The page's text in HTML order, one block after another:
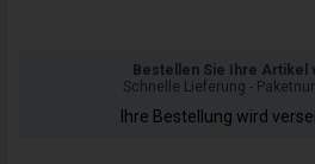
Bestellen Sie Ihre Artikel
Schnelle Lieferung -
Ihre Bestellung wird